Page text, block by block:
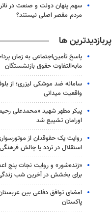
سهم پنهان دولت و صنعت در
مردم مقصر اصلی نیستند؟
پربازدیدترین ها
پاسخ تأمین‌اجتماعی به زمان
مابه‌التفاوت حقوق بازنشستگان
سامانه ضد موشکی لیزری؛ از
واقعیت میدانی
پیکر مطهر شهید «محمدعلی
اورامان تشییع شد
روایت یک حقوقدان از
استقلال در تردد یا چالش
«زنده‌شور» و روایت نجات پنج
برای بخشش در آخرین شب
امضای توافق دفاعی بین
پاکستان